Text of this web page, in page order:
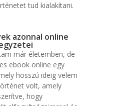
tud kialakítani.
azonnal online
már életemben, de
ebook online egy
hosszú ideig velem
volt, amely
hogy